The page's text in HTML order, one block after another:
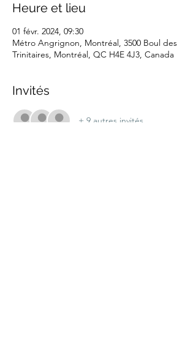
Heure et lieu
01 févr. 2024, 09:30
Métro Angrignon, Montréal, 3500 Boul des
Trinitaires, Montréal, QC H4E 4J3, Canada
Invités
+ 9 autres invités